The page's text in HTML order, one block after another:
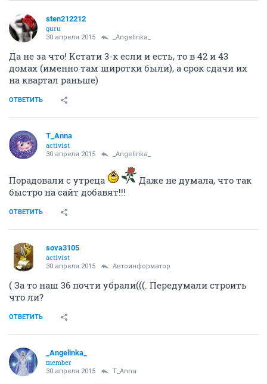
_Angelinka_
member
спасибо за совет!
еще пунктик остался перед ожиданием - получение
ну я рада, что мой дом уже отметили, как
строящийся!
ОТВЕТИТЬ
guru
30 апреля 2015 _Angelinka_
Да не за что! Кстати 3-к если и есть, то в 42 и 43
ОТВЕТИТЬ
Порадовали с утреца
Даже не думала, что так
быстро на сайт добавят!!!
ОТВЕТИТЬ